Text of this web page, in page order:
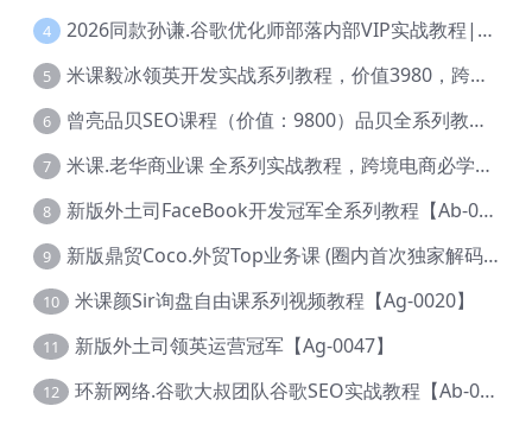
4 2026同款孙谦.谷歌优化师部落内部VIP实战教程|价值4999元全网独家解码（官方报名版本）【@034】
5 米课毅冰领英开发实战系列教程，价值3980，跨境必选【Ag-0049】
6 曾亮品贝SEO课程（价值：9800）品贝全系列教程 【Ab-0022】
7 米课.老华商业课 全系列实战教程，跨境电商必学，价值16900元【Ag-0053】
8 新版外土司FaceBook开发冠军全系列教程【Ab-0021】
9 新版鼎贸Coco.外贸Top业务课 (圈内首次独家解码|460节课)【Ag-0091】
10 米课颜Sir询盘自由课系列视频教程【Ag-0020】
11 新版外土司领英运营冠军【Ag-0047】
12 环新网络.谷歌大叔团队谷歌SEO实战教程【Ab-0024】